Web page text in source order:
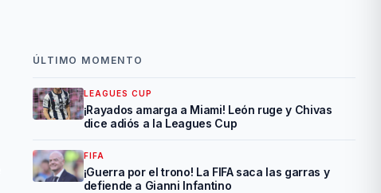
ÚLTIMO MOMENTO
LEAGUES CUP
¡Rayados amarga a Miami! León ruge y Chivas
dice adiós a la Leagues Cup
FIFA
¡Guerra por el trono! La FIFA saca las garras y
defiende a Gianni Infantino